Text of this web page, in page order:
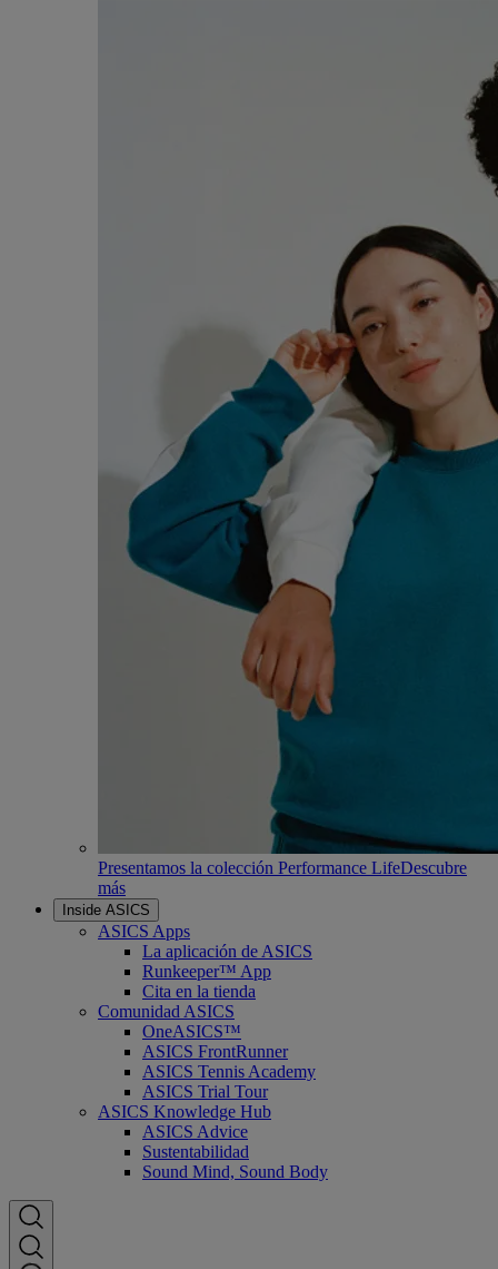
Presentamos la colección Performance LifeDescubre
más
Inside ASICS
ASICS Apps
La aplicación de ASICS
Runkeeper™ App
Cita en la tienda
Comunidad ASICS
OneASICS™
ASICS FrontRunner
ASICS Tennis Academy
ASICS Trial Tour
ASICS Knowledge Hub
ASICS Advice
Sustentabilidad
Sound Mind, Sound Body